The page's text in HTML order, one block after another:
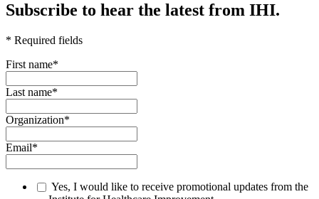
Subscribe to hear the latest from IHI.
* Required fields
First name*
Last name*
Organization*
Email*
Yes, I would like to receive promotional updates from the